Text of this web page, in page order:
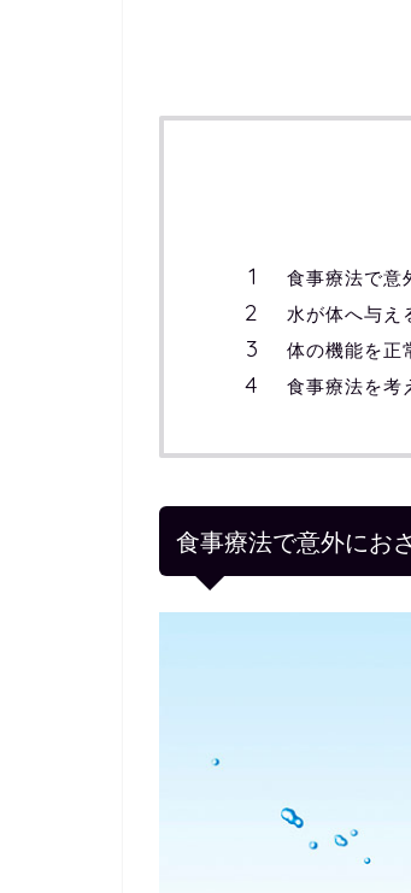
食事療法で意
水が体へ与え
体の機能を正
食事療法を考
食事療法で意外にお